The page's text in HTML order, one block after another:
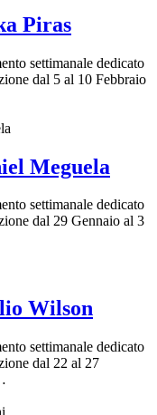
Piras
settimanale dedicato
dal 5 al 10 Febbraio
Meguela
settimanale dedicato
dal 29 Gennaio al 3
Wilson
settimanale dedicato
dal 22 al 27